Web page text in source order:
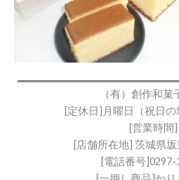
（有）創作和菓
[定休日]月曜日（祝日の
[営業時間]
[店舗所在地] 茨城県坂
[電話番号]0297-